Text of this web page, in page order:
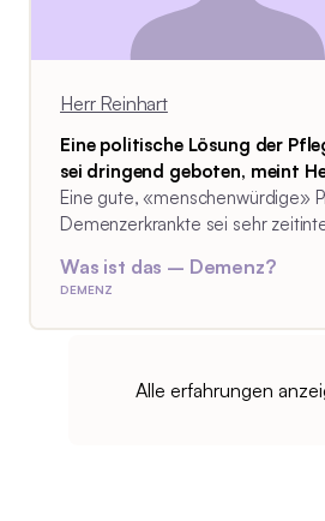
anwesend. Herr Reinhart und seine
Partnerin setzen sich intensiv mit
Option auseinander, Frau Reinhart
gegenwärtige Wohnkonstellation
dem Lebenspartner seiner Mutter
nicht mehr funktionieren.
Herr Reinhart
Eine politische Lösung der
sei dringend geboten, meint
Reinhart.
Eine gute, «menschenwürdige»
Demenzerkrankte sei sehr
vor dem Hintergrund seiner
Pflegefrage sei dringend
Was ist das – Demenz?
DEMENZ
Alle erfahrungen